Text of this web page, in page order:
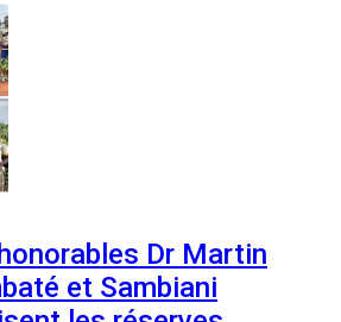
Dr Martin
et Sambiani